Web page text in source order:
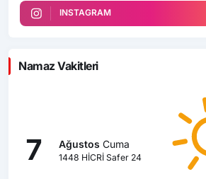
INSTAGRAM
Namaz Vakitleri
7 Ağustos Cuma
1448 HİCRİ Safer 24